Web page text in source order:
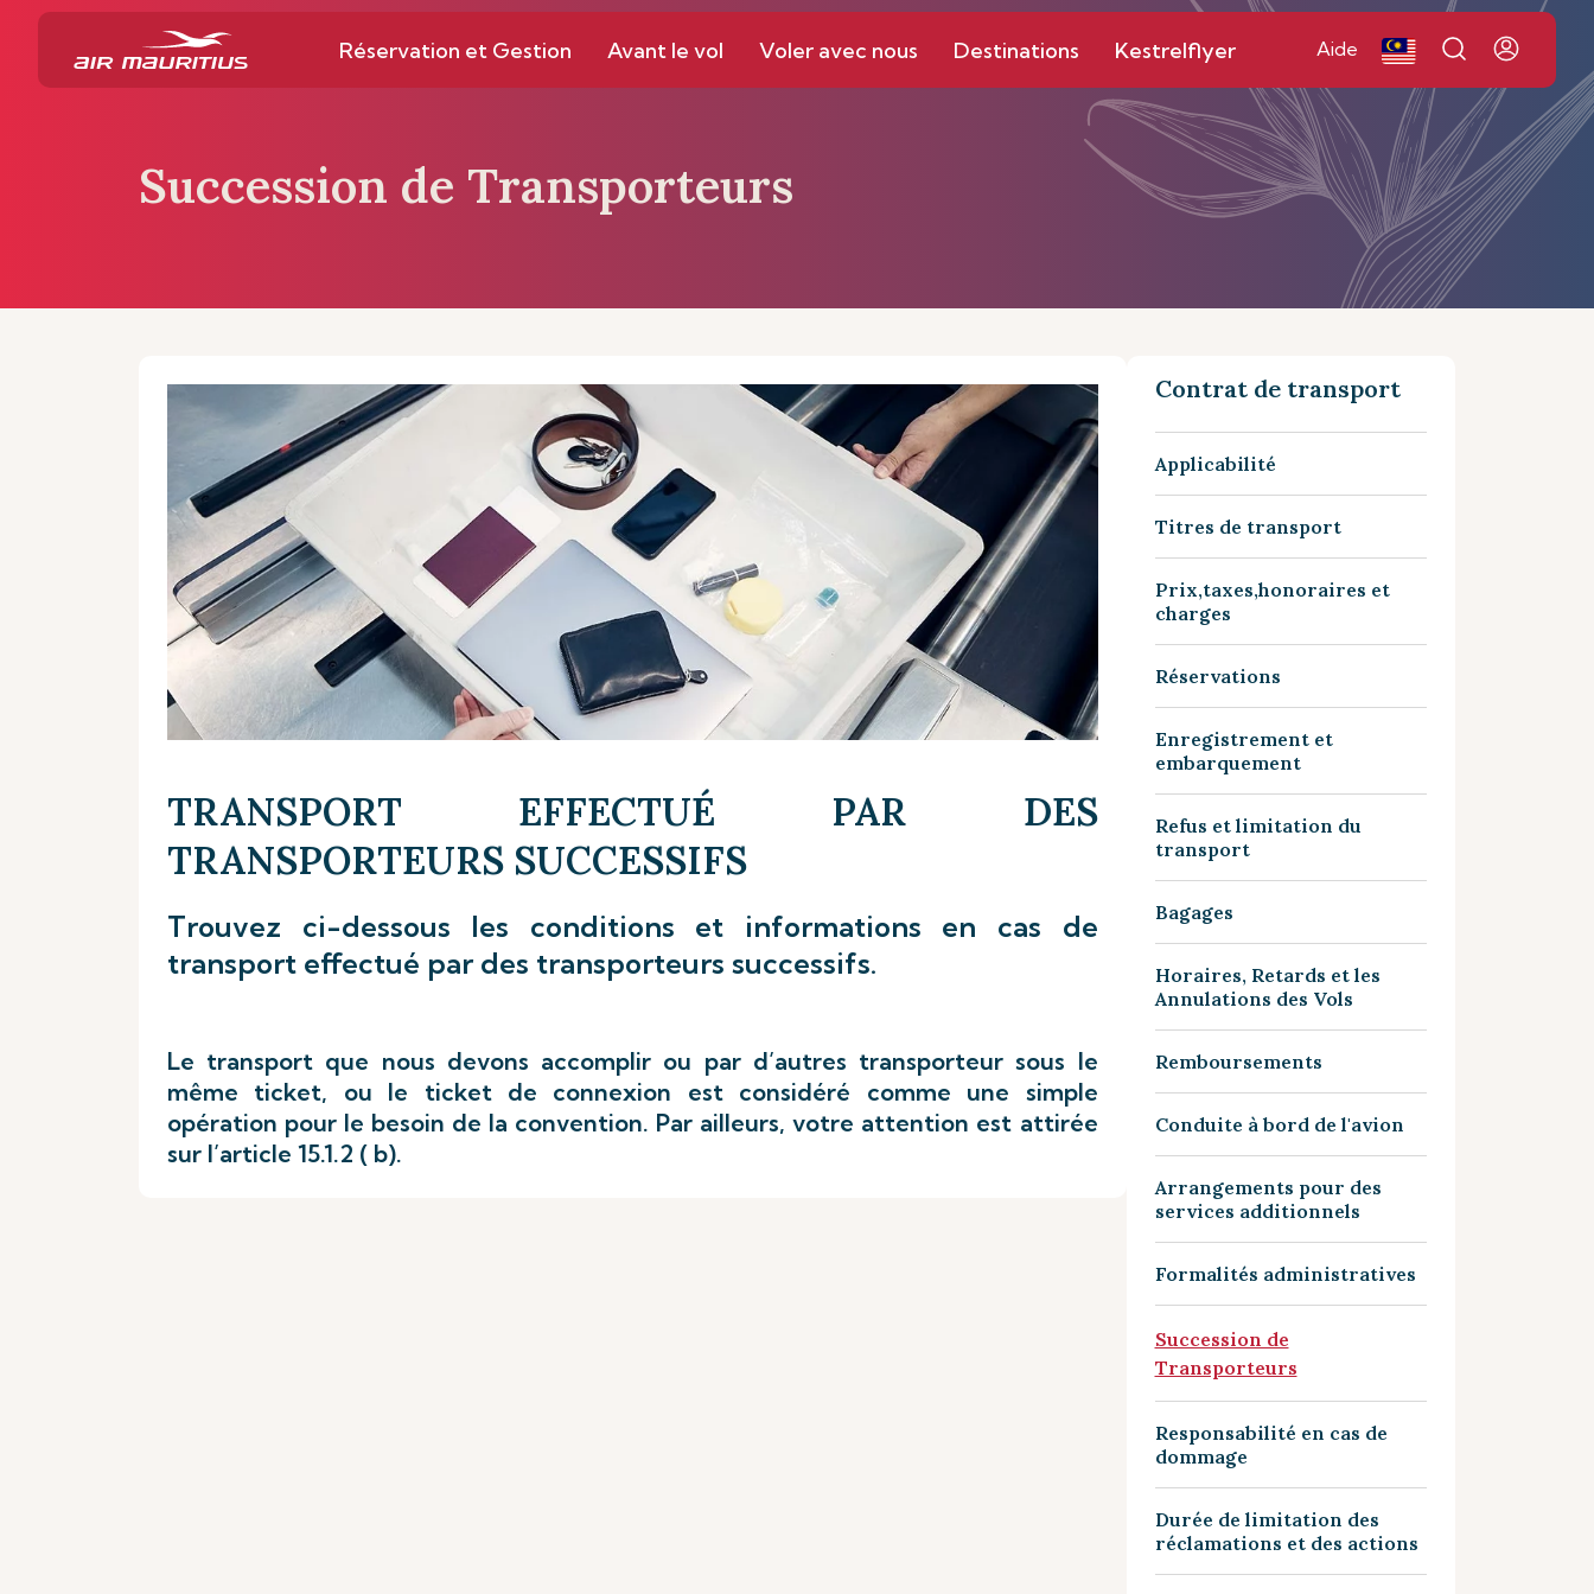
Réservation et Gestion Avant le vol Voler avec nous Destinations Kestrelflyer Aide
Succession de Transporteurs
TRANSPORT EFFECTUÉ PAR DES
TRANSPORTEURS SUCCESSIFS
Trouvez ci-dessous les conditions et informations en cas de
transport effectué par des transporteurs successifs.
Le transport que nous devons accomplir ou par d’autres transporteur sous le
même ticket, ou le ticket de connexion est considéré comme une simple
opération pour le besoin de la convention. Par ailleurs, votre attention est attirée
sur l’article 15.1.2 ( b).
Contrat de transport
Applicabilité
Titres de transport
Prix,taxes,honoraires et
charges
Réservations
Enregistrement et
embarquement
Refus et limitation du
transport
Bagages
Horaires, Retards et les
Annulations des Vols
Remboursements
Conduite à bord de l'avion
Arrangements pour des
services additionnels
Formalités administratives
Succession de
Transporteurs
Responsabilité en cas de
dommage
Durée de limitation des
réclamations et des actions